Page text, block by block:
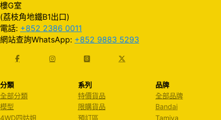
樓G室
(荔枝角地鐵B1出口)
電話: +852 2386 0011
網站查詢WhatsApp: +852 9883 5293
分類
全部分類
模型
4WD四姑姐
系列
特價貨品
限購貨品
預訂區
品牌
全部品牌
Bandai
Tamiya